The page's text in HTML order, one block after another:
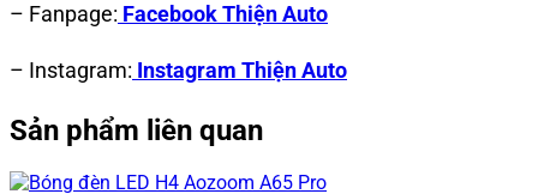
– Fanpage: Facebook Thiện Auto
– Instagram: Instagram Thiện Auto
Sản phẩm liên quan